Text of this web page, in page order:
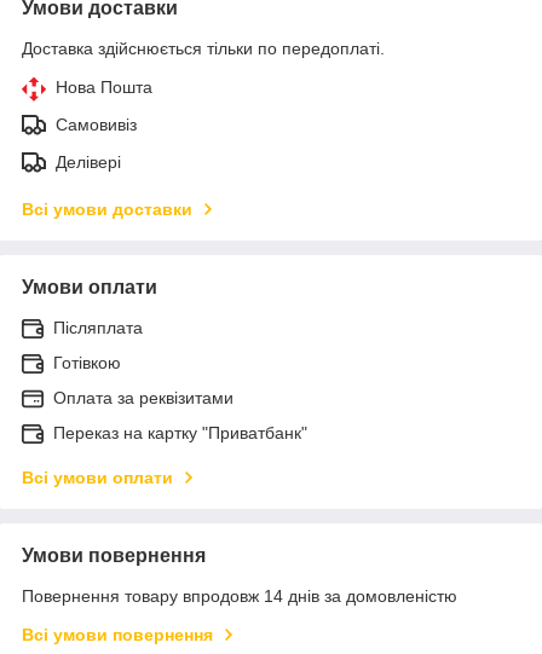
Умови доставки
Доставка здійснюється тільки по передоплаті.
Нова Пошта
Самовивіз
Делівері
Всі умови доставки
Умови оплати
Післяплата
Готівкою
Оплата за реквізитами
Переказ на картку "Приватбанк"
Всі умови оплати
Умови повернення
Повернення товару впродовж 14 днів за домовленістю
Всі умови повернення